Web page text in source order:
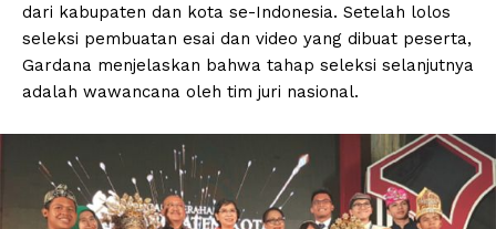
dari kabupaten dan kota se-Indonesia. Setelah lolos
seleksi pembuatan esai dan video yang dibuat peserta,
Gardana menjelaskan bahwa tahap seleksi selanjutnya
adalah wawancana oleh tim juri nasional.